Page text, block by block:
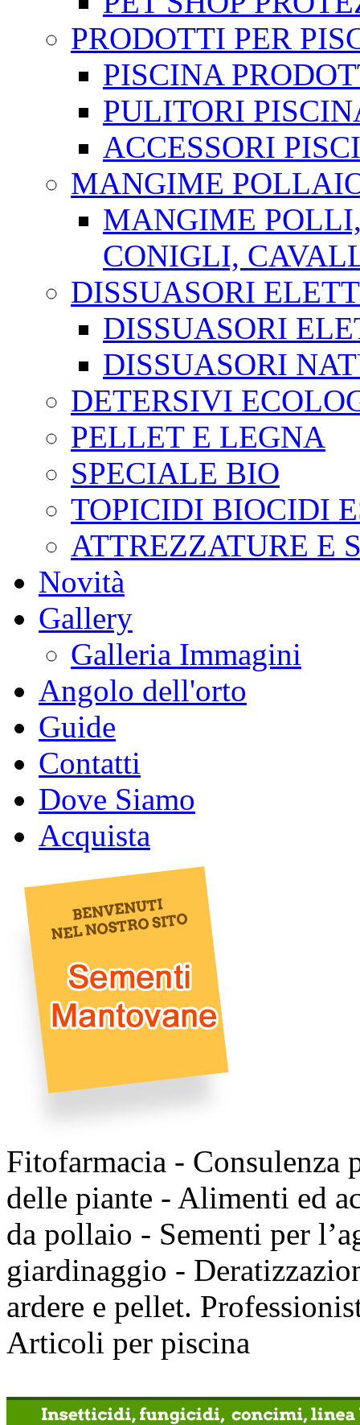
PRODOTTI PER
PISCINA
PULITORI
ACCESSORI
MANGIME
MANGIME
CONIGLI,
DISSUASORI
DISSUASORI
DISSUASORI
DETERSIVI
PELLET E LEGNA
SPECIALE BIO
TOPICIDI BIOCIDI
ATTREZZATURE E
Novità
Gallery
Galleria Immagini
Angolo dell'orto
Guide
Contatti
Dove Siamo
Acquista
Fitofarmacia - Consulenza
delle piante - Alimenti ed
da pollaio - Sementi per
giardinaggio -
ardere e pellet.
Articoli per piscina